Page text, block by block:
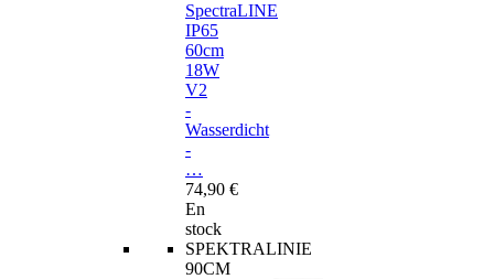
SpectraLINE
IP65
60cm
18W
V2
-
Wasserdicht
-
…
74,90 €
En
stock
SPEKTRALINIE
90CM